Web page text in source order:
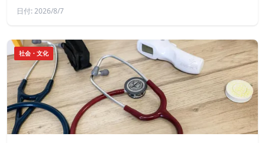
日付: 2026/8/7
社会・文化